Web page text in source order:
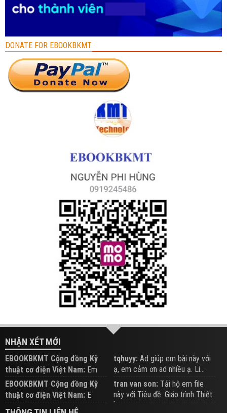
DONATE FOR EBOOKBKMT
NHẬN XÉT MỚI
EBOOKBKMT Cộng đồng Kỹ
thuật cơ điện Việt Nam: Em
đăng trên Group hỗ trợ nhé
tqhuyy: Ad giúp em bài này với
ạ, em cảm ơn ad nhiều ạ. Li...
EBOOKBKMT Cộng đồng Kỹ
thuật cơ điện Việt Nam: E
xem hỗ trợ trên Group
tran van son: Tải hộ em file
này với Tiêu đề: Giáo trình Thiết
b...